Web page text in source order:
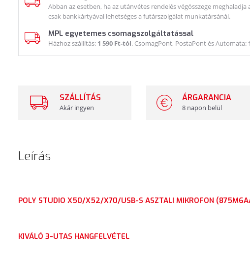
Abban az esetben, ha az utánvétes rendelés végösszege
csak bankkártyával lehetséges a futárszolgálat munkatársánál.
MPL egyetemes csomagszolgáltatással
Házhoz szállítás: 1 590 Ft-tól. CsomagPont, PostaPont és Automata:
SZÁLLÍTÁS
Akár ingyen
ÁRGARANCIA
8 napon belül
Leírás
POLY STUDIO X50/X52/X70/USB-S ASZTALI MIKROFON
KIVÁLÓ 3-UTAS HANGFELVÉTEL